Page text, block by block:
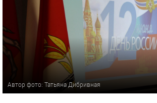
Автор фото: Татьяна Дибривная